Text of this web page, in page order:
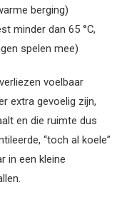
berging)
minder dan 65 °C,
spelen mee)
voelbaar
extra gevoelig zijn,
en die ruimte dus
“toch al koele”
in een kleine